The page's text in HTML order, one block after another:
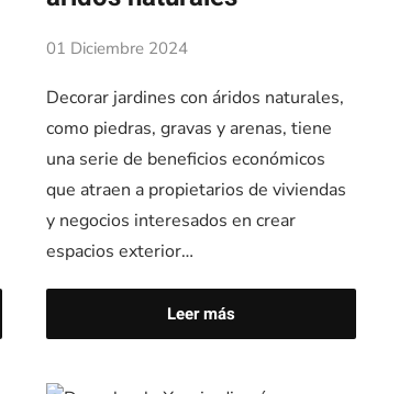
01 Diciembre 2024
Decorar jardines con áridos naturales,
como piedras, gravas y arenas, tiene
una serie de beneficios económicos
que atraen a propietarios de viviendas
y negocios interesados en crear
espacios exterior…
Leer más